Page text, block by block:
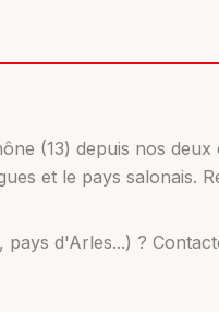
(13) depuis nos
et le pays salonais.
d'Arles...) ?